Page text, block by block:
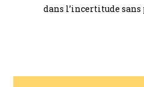
dans l’incertitude sans